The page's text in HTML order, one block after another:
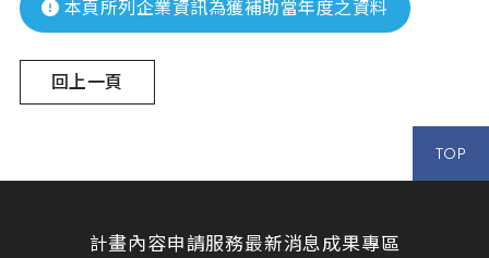
本頁所列企業資訊為獲補助當年度之資料
回上一頁
TOP
計畫內容申請服務最新消息成果專區